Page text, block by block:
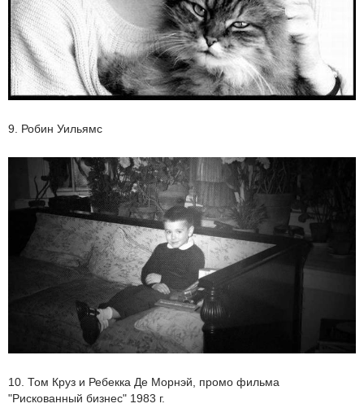
9. Робин Уильямс
10. Том Круз и Ребекка Де Морнэй, промо фильма
"Рискованный бизнес" 1983 г.